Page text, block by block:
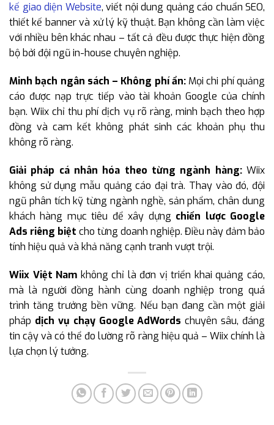
kế giao diện Website, viết nội dung quảng cáo chuẩn SEO,
thiết kế banner và xử lý kỹ thuật. Bạn không cần làm việc
với nhiều bên khác nhau – tất cả đều được thực hiện đồng
bộ bởi đội ngũ in-house chuyên nghiệp.
Minh bạch ngân sách – Không phí ẩn: Mọi chi phí quảng
cáo được nạp trực tiếp vào tài khoản Google của chính
bạn. Wiix chỉ thu phí dịch vụ rõ ràng, minh bạch theo hợp
đồng và cam kết không phát sinh các khoản phụ thu
không rõ ràng.
Giải pháp cá nhân hóa theo từng ngành hàng: Wiix
không sử dụng mẫu quảng cáo đại trà. Thay vào đó, đội
ngũ phân tích kỹ từng ngành nghề, sản phẩm, chân dung
khách hàng mục tiêu để xây dựng chiến lược Google
Ads riêng biệt cho từng doanh nghiệp. Điều này đảm bảo
tính hiệu quả và khả năng cạnh tranh vượt trội.
Wiix Việt Nam không chỉ là đơn vị triển khai quảng cáo,
mà là người đồng hành cùng doanh nghiệp trong quá
trình tăng trưởng bền vững. Nếu bạn đang cần một giải
pháp dịch vụ chạy Google AdWords chuyên sâu, đáng
tin cậy và có thể đo lường rõ ràng hiệu quả – Wiix chính là
lựa chọn lý tưởng.